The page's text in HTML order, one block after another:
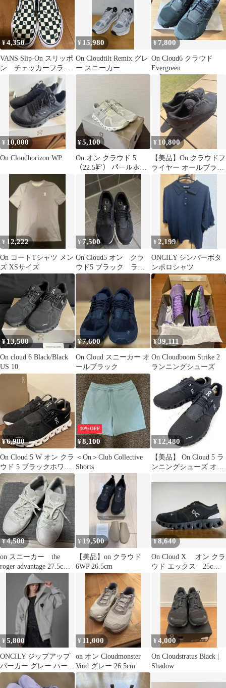
¥4,350
VANS Slip-On スリッポ
ン チェッカーフラッ
グ グリーン/ホワイト
¥ 15,980
On Cloudtilt Remix グレ
ー スニーカー
¥7,800
On Cloud6 クラウド
Evergreen
¥ 10,000
On Cloudhorizon WP
¥5,100
On オン クラウド 5
（22.5㌢） パールホワ
イト ランニングシュー
¥ 10,800
【美品】On クラウドフ
ライヤー オールブラッ
ク 27cm
¥ 12,222
On コートTシャツ メン
ズ XSサイズ
¥ 7,500
On Cloud5 オン クラ
ウド5 ブラック ラン
ニングシューズ スニ
¥ 2,199
ONCILY シンバーボタ
ンポロシャツ
¥13,500
On cloud 6 Black/Black
US 10
¥7,600
On Cloud スニーカー オ
ールブラック
¥39,111
On Cloudboom Strike 2
ランニングシューズ
¥6,980
On Cloud 5 W オン クラ
ウド 5 ブラックホワイ
ト レディース
10%OFF
¥8,100
＜On＞Club Collective
Shorts
¥ 12,480
【美品】 On Cloud 5 ラ
ンニングシューズ オー
¥4,500
on スニーカー the
roger advantage 27.5cm
¥ 19,500
【美品】on クラウド
6WP 26.5cm
¥8,640
On Cloud X オン クラ
ウド エックス 25c
¥5,800
ONCILY ジップアップ
パーカー グレー ハート
プリント
¥ 11,000
on オン Cloudmonster
Void グレー 26.5cm
¥4,000
On Cloudstratus Black |
Shadow